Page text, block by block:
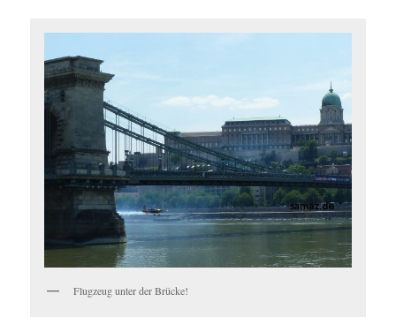
Flugzeug unter der Brücke!